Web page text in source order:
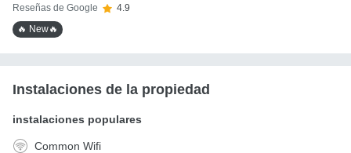
Reseñas de Google
4.9
🔥 New🔥
Instalaciones de la propiedad
instalaciones populares
Common Wifi